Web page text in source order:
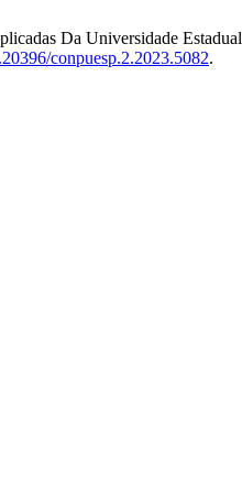
Da Universidade
conpuesp.2.2023.5082.